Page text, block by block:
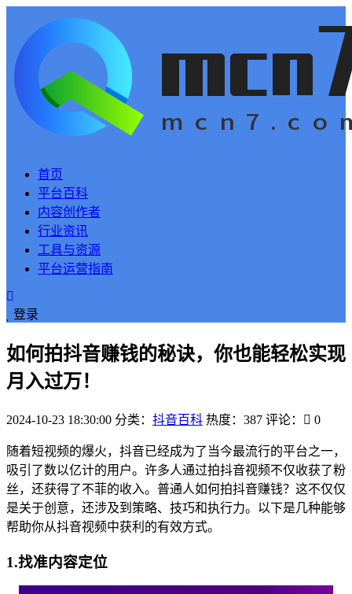
首页
平台百科
内容创作者
行业资讯
工具与资源
平台运营指南
登录
如何拍抖音赚钱的秘诀，你也能轻松实现
月入过万！
2024-10-23 18:30:00 分类： 抖音百科 热度：387 评论： 0
随着短视频的爆火，抖音已经成为了当今最流行的平台之一，
吸引了数以亿计的用户。许多人通过拍抖音视频不仅收获了粉
丝，还获得了不菲的收入。普通人如何拍抖音赚钱？这不仅仅
是关于创意，还涉及到策略、技巧和执行力。以下是几种能够
帮助你从抖音视频中获利的有效方式。
1.找准内容定位